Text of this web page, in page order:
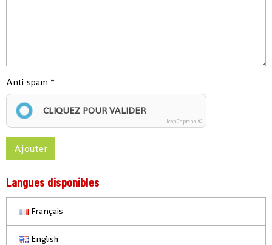
Anti-spam
CLIQUEZ POUR VALIDER
IconCaptcha ©
Ajouter
Langues disponibles
Français
English